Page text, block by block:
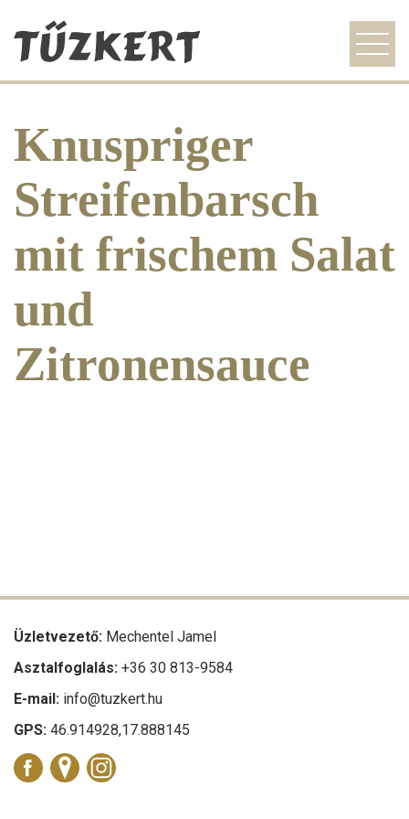
étlap
idegenvezetőknek
kapcsolat
Knuspriger
Streifenbarsch
mit frischem Salat
und
Zitronensauce
Üzletvezető: Mechentel Jamel
Asztalfoglalás: +36 30 813-9584
E-mail: info@tuzkert.hu
GPS: 46.914928,17.888145